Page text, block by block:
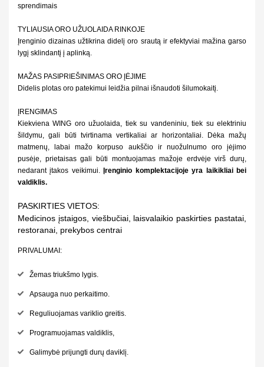
sprendimais
TYLIAUSIA ORO UŽUOLAIDA RINKOJE
Įrenginio dizainas užtikrina didelį oro srautą ir efektyviai mažina garso
lygį sklindantį į aplinką.
MAŽAS PASIPRIEŠINIMAS ORO ĮĖJIME
Didelis plotas oro patekimui leidžia pilnai išnaudoti šilumokaitį.
ĮRENGIMAS
Kiekviena WING oro užuolaida, tiek su vandeniniu, tiek su elektriniu
šildymu, gali būti tvirtinama vertikaliai ar horizontaliai. Dėka mažų
matmenų, labai mažo korpuso aukščio ir nuožulnumo oro įėjimo
pusėje, prietaisas gali būti montuojamas mažoje erdvėje virš durų,
nedarant įtakos veikimui. Įrenginio komplektacijoje yra laikikliai bei
valdiklis.
PASKIRTIES VIETOS:
Medicinos įstaigos, viešbučiai, laisvalaikio paskirties pastatai,
restoranai, prekybos centrai
PRIVALUMAI:
Žemas triukšmo lygis.
Apsauga nuo perkaitimo.
Reguliuojamas variklio greitis.
Programuojamas valdiklis,
Galimybė prijungti durų daviklį.